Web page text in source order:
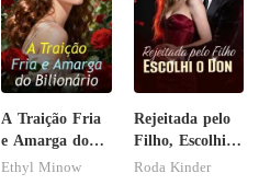
A Traição Fria
e Amarga do
Bilionário
Ethyl Minow
Rejeitada pelo
Filho, Escolhi o
Don
Roda Kinder